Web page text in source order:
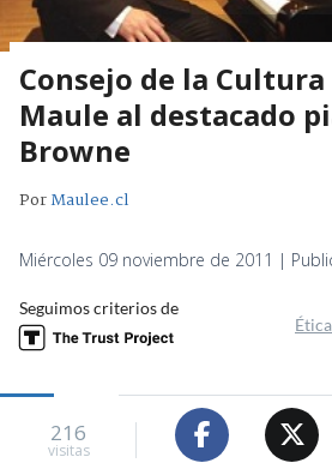
Consejo de la
Maule al destacado
Browne
PorMaulee.cl
Miércoles 09 noviembre de 2011 |
Seguimos criterios de
216
visitas